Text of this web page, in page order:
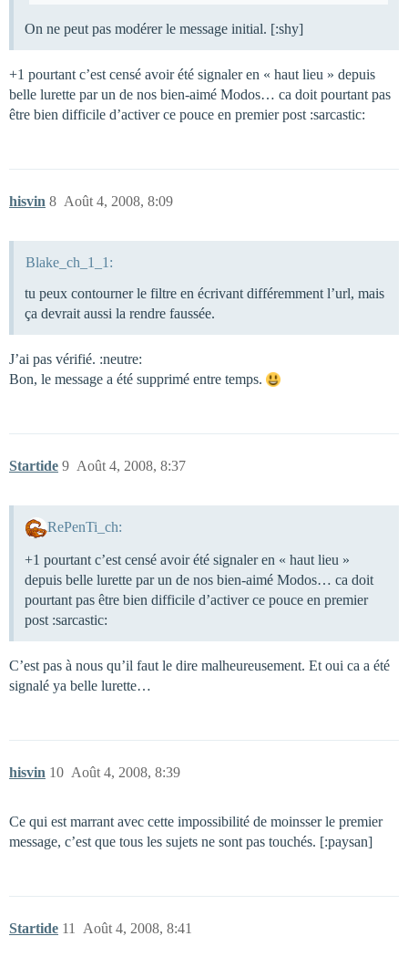
On ne peut pas modérer le message initial. [:shy]
+1 pourtant c’est censé avoir été signaler en « haut lieu » depuis
belle lurette par un de nos bien-aimé Modos… ca doit pourtant pas
être bien difficile d’activer ce pouce en premier post :sarcastic:
hisvin Août 4, 2008, 8:09
8
Blake_ch_1_1:
tu peux contourner le filtre en écrivant différemment l’url, mais
ça devrait aussi la rendre faussée.
J’ai pas vérifié. :neutre:
Bon, le message a été supprimé entre temps.
Startide Août 4, 2008, 8:37
9
RePenTi_ch:
+1 pourtant c’est censé avoir été signaler en « haut lieu »
depuis belle lurette par un de nos bien-aimé Modos… ca doit
pourtant pas être bien difficile d’activer ce pouce en premier
post :sarcastic:
C’est pas à nous qu’il faut le dire malheureusement. Et oui ca a été
signalé ya belle lurette…
hisvin Août 4, 2008, 8:39
10
Ce qui est marrant avec cette impossibilité de moinsser le premier
message, c’est que tous les sujets ne sont pas touchés. [:paysan]
Startide Août 4, 2008, 8:41
11